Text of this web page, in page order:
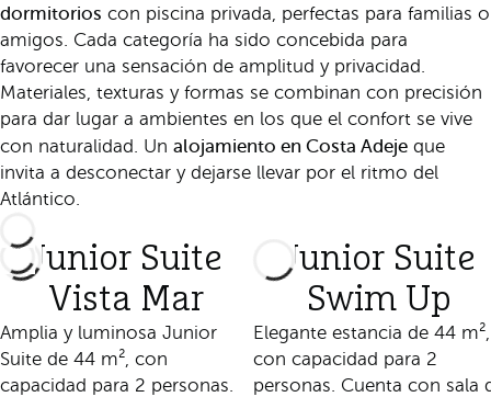
dormitorios con piscina privada, perfectas para familias o
amigos. Cada categoría ha sido concebida para
favorecer una sensación de amplitud y privacidad.
Materiales, texturas y formas se combinan con precisión
para dar lugar a ambientes en los que el confort se vive
con naturalidad. Un alojamiento en Costa Adeje que
invita a desconectar y dejarse llevar por el ritmo del
Atlántico.
Junior Suite
Vista Mar
Amplia y luminosa Junior
Suite de 44 m², con
capacidad para 2 personas.
Junior Suite
Swim Up
Elegante estancia de 44 m²,
con capacidad para 2
personas. Cuenta con sala